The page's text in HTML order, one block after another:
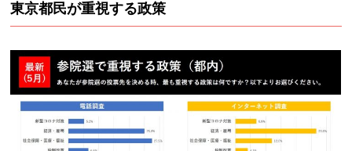
東京都民が重視する政策